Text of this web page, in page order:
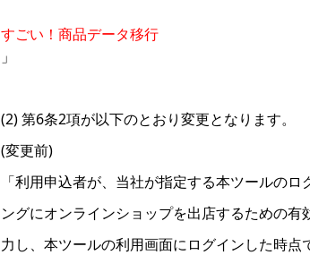
すごい！商品データ移行
」
(2) 第6条2項が以下のとおり変更となります。
(変更前)
「利用申込者が、当社が指定する本ツールの
ングにオンラインショップを出店するための
力し、本ツールの利用画面にログインした時